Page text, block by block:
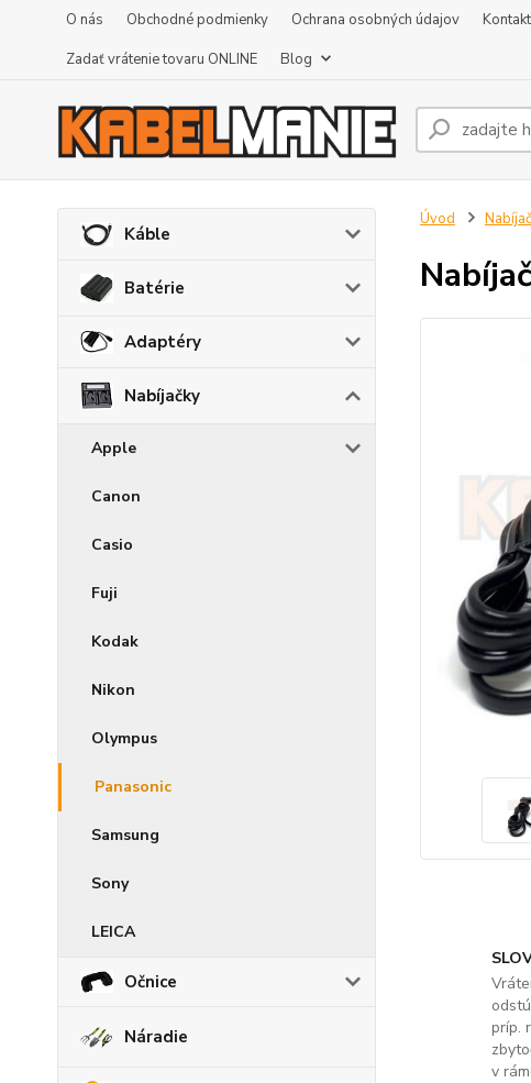
O nás Obchodné podmienky Ochrana osobných údajov
Zadať vrátenie tovaru ONLINE
Blog
Káble
Batérie
Adaptéry
Nabíjačky
Apple
Canon
Casio
Fuji
Kodak
Nikon
Olympus
Panasonic
Samsung
Sony
LEICA
Očnice
Náradie
Úvod
príp.
v